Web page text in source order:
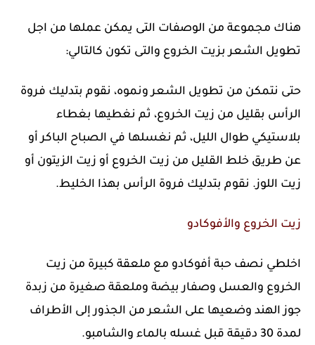
هناك مجموعة من الوصفات التى يمكن عملها من اجل
تطويل الشعر بزيت الخروع والتى تكون كالتالي:
حتى نتمكن من تطويل الشعر ونموه، نقوم بتدليك فروة
الرأس بقليل من زيت الخروع، ثم نغطيها بغطاء
بلاستيكي طوال الليل، ثم نغسلها في الصباح الباكر أو
عن طريق خلط القليل من زيت الخروع أو زيت الزيتون أو
زيت اللوز. نقوم بتدليك فروة الرأس بهذا الخليط.
زيت الخروع والأفوكادو
اخلطي نصف حبة أفوكادو مع ملعقة كبيرة من زيت
الخروع والعسل وصفار بيضة وملعقة صغيرة من زبدة
جوز الهند وضعيها على الشعر من الجذور إلى الأطراف
لمدة 30 دقيقة قبل غسله بالماء والشامبو.